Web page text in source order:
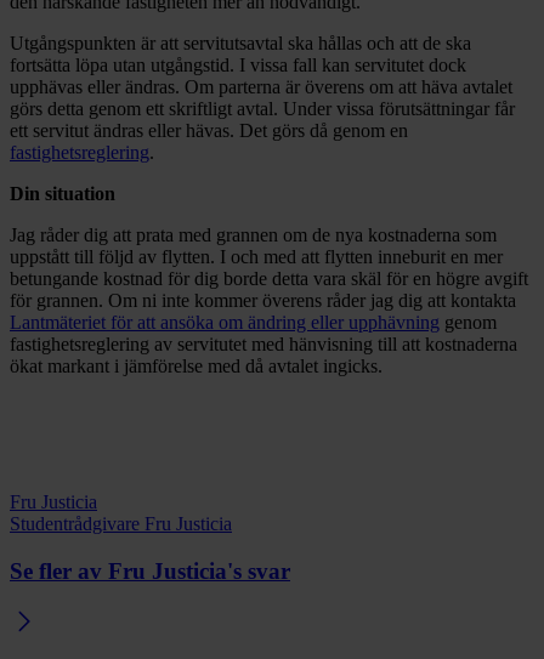
Utgångspunkten är att servitutsavtal ska hållas och att de ska
fortsätta löpa utan utgångstid. I vissa fall kan servitutet dock
upphävas eller ändras. Om parterna är överens om att häva avtalet
görs detta genom ett skriftligt avtal. Under vissa förutsättningar får
ett servitut ändras eller hävas. Det görs då genom en
fastighetsreglering.
Din situation
Jag råder dig att prata med grannen om de nya kostnaderna som
uppstått till följd av flytten. I och med att flytten inneburit en mer
betungande kostnad för dig borde detta vara skäl för en högre avgift
för grannen. Om ni inte kommer överens råder jag dig att kontakta
Lantmäteriet för att ansöka om ändring eller upphävning genom
fastighetsreglering av servitutet med hänvisning till att kostnaderna
ökat markant i jämförelse med då avtalet ingicks.
Fru Justicia
Studentrådgivare Fru Justicia
Se fler av Fru Justicia's svar